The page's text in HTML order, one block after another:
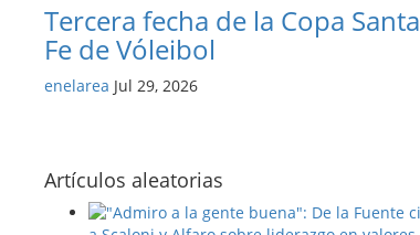
Tercera fecha de la Copa Santa
Fe de Vóleibol
enelarea Jul 29, 2026
Artículos aleatorias